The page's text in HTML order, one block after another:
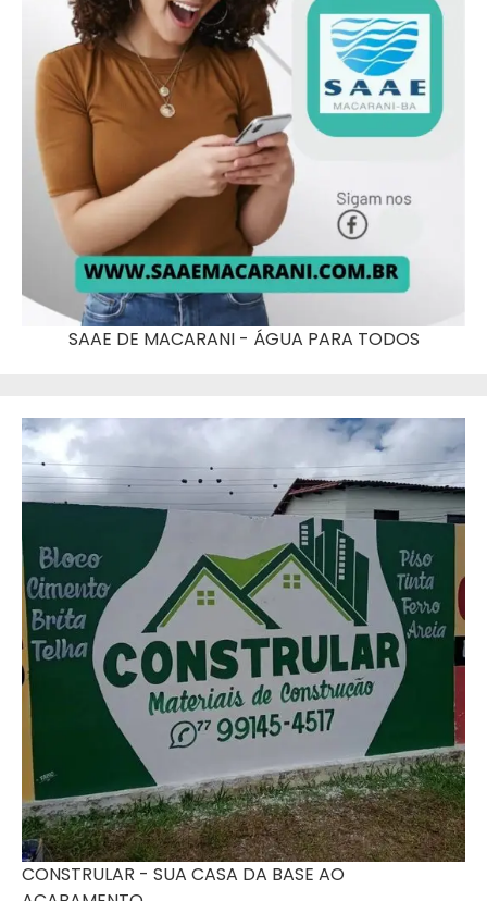
SAAE DE MACARANI - ÁGUA PARA TODOS
CONSTRULAR - SUA CASA DA BASE AO